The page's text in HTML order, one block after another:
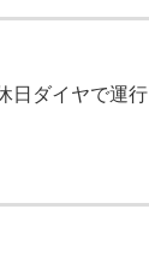
日ダイヤで運行